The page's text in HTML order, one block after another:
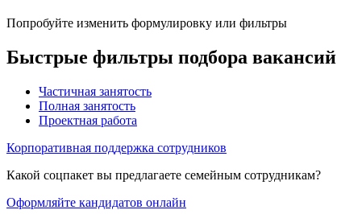
Попробуйте изменить формулировку или фильтры
Быстрые фильтры подбора вакансий
Частичная занятость
Полная занятость
Проектная работа
Корпоративная поддержка сотрудников
Какой соцпакет вы предлагаете семейным сотрудникам?
Оформляйте кандидатов онлайн